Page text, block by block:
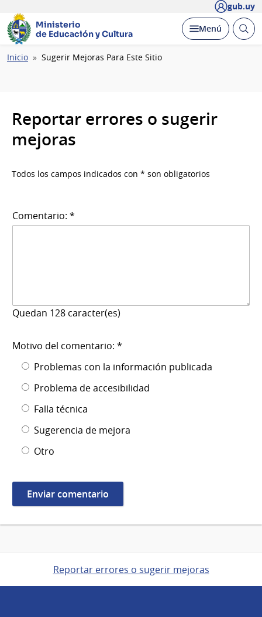
gub.uy
Ministerio
de Educación y Cultura
Desplegar
Menú Abrir
Ruta
Inicio Sugerir Mejoras Para Este Sitio
Reportar errores o sugerir
mejoras
Todos los campos indicados con * son obligatorios
Comentario: *
Quedan 128 caracter(es)
Motivo del comentario: *
Problemas con la información publicada
Problema de accesibilidad
Falla técnica
Sugerencia de mejora
Otro
Reportar errores o sugerir mejoras